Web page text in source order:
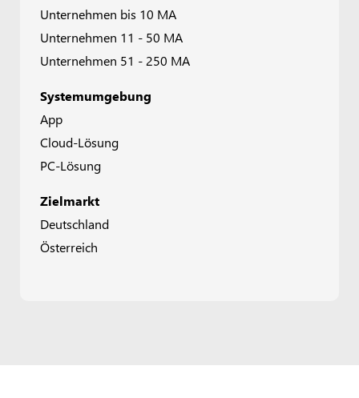
Unternehmen bis 10 MA
Unternehmen 11 - 50 MA
Unternehmen 51 - 250 MA
Systemumgebung
App
Cloud-Lösung
PC-Lösung
Zielmarkt
Deutschland
Österreich